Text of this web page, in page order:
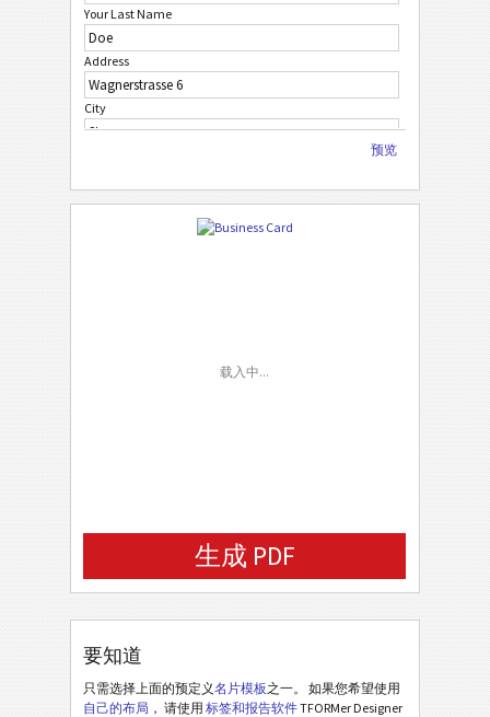
Your Last Name
Address
City
Country
预览
载入中...
生成 PDF
要知道
只需选择上面的预定义名片模板之一。 如果您希望使用
自己的布局 ， 请使用 标签和报告软件TFORMer Designer